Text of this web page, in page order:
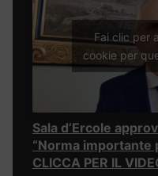
Fai clic per
cookie per
Sala d’Ercole
“Norma importante
CLICCA PER IL